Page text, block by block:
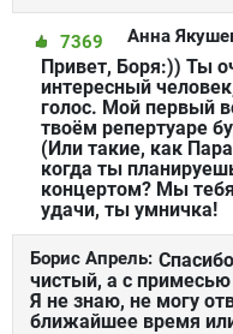
Анна
7369
Привет, Боря:)) Ты
интересный
голос. Мой первый
твоём репертуаре
(Или такие, как
когда ты
концертом? Мы
удачи, ты умничка!
Борис Апрель:
чистый, а с
Я не знаю, не могу
ближайшее время